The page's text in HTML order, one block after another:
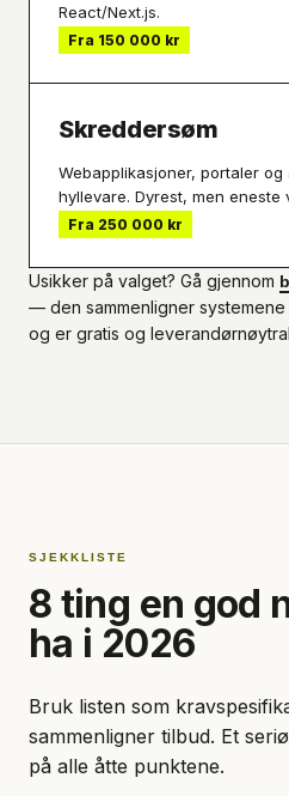
React/Next.js.
Fra 150 000 kr
Skreddersøm
Webapplikasjoner, portaler
hyllevare. Dyrest, men eneste
Fra 250 000 kr
Usikker på valget? Gå gjennom
— den sammenligner
og er gratis og
SJEKKLISTE
8 ting en god
ha i 2026
Bruk listen som
sammenligner tilbud. Et
på alle åtte punktene.